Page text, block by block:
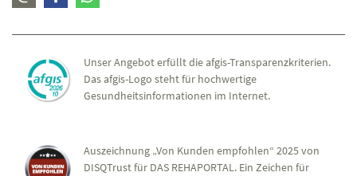
Unser Angebot erfüllt die afgis-Transparenzkriterien.
Das afgis-Logo steht für hochwertige
Gesundheitsinformationen im Internet.
Auszeichnung „Von Kunden empfohlen“ 2025 von
DISQTrust für DAS REHAPORTAL. Ein Zeichen für